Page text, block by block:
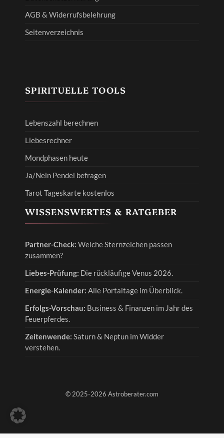
AGB & Widerrufsbelehrung
Seitenverzeichnis
SPIRITUELLE TOOLS
Lebenszahl berechnen
Liebesrechner
Mondphasen heute
Ja/Nein Pendel befragen
Tarot Tageskarte kostenlos
WISSENSWERTES & RATGEBER
Partner-Check: Welche Sternzeichen passen
zusammen?
Liebes-Prüfung: Die rückläufige Venus 2026.
Energie-Kalender: Alle Portaltage im Überblick.
Erfolgs-Vorschau: Business & Finanzen im Jahr des
Feuerpferdes.
Zeitenwende: Saturn & Neptun im Widder
verstehen.
© 2025-2026 Astroberater.com